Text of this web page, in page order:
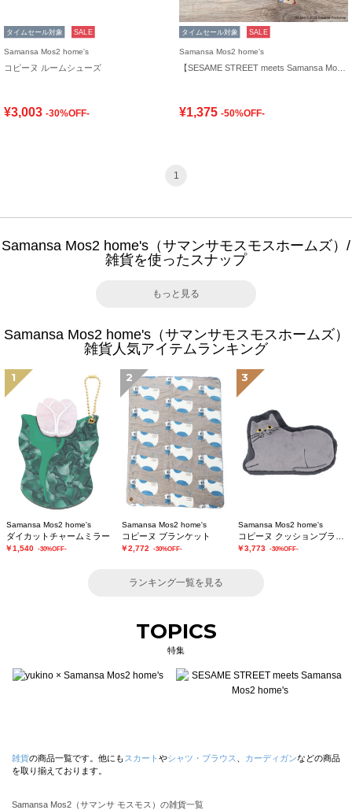
タイムセール対象 SALE
Samansa Mos2 home's
コピーヌ ルームシューズ
¥3,003 -30%OFF-
タイムセール対象 SALE
Samansa Mos2 home's
¥1,375 -50%OFF-
1
Samansa Mos2 home's（サマンサモスモスホームズ）/
雑貨を使ったスナップ
もっと見る
Samansa Mos2 home's（サマンサモスモスホームズ）
雑貨人気アイテムランキング
1
Samansa Mos2 home's
ダイカットチャームミラー
￥1,540 -30%OFF-
2
Samansa Mos2 home's
コピーヌ ブランケット
￥2,772 -30%OFF-
3
Samansa Mos2 home's
￥3,773 -30%OFF-
ランキング一覧を見る
TOPICS
特集
雑貨の商品一覧です。他にも スカート やシャツ・ブラウス カーディガンなどの商品
を取り揃えております。
Samansa Mos2（サマンサ モスモス）の雑貨一覧